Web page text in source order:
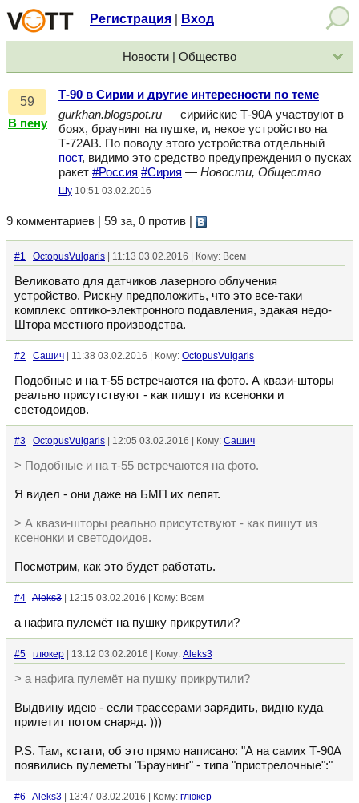
Регистрация Вход
Новости | Общество
59
В пену
Т-90 в Сирии и другие интересности по теме
gurkhan.blogspot.ru — сирийские Т-90А участвуют в
боях, браунинг на пушке, и, некое устройство на
Т-72АВ. По поводу этого устройства отдельный
пост, видимо это средство предупреждения о пусках
ракет #Россия #Сирия — Новости, Общество
Шу 10:51 03.02.2016
9 комментариев | 59 за, 0 против
#1 OctopusVulgaris | 11:13 03.02.2016 | Кому: Всем
Великовато для датчиков лазерного облучения
устройство. Рискну предположить, что это все-таки
комплекс оптико-электронного подавления, эдакая недо-
Штора местного производства.
#2 Сашич | 11:38 03.02.2016 | Кому: OctopusVulgaris
Подобные и на т-55 встречаются на фото. А квази-шторы
реально присутствуют - как пишут из ксенонки и
светодоидов.
#3 OctopusVulgaris | 12:05 03.02.2016 | Кому: Сашич
> Подобные и на т-55 встречаются на фото.
Я видел - они даже на БМП их лепят.
> А квази-шторы реально присутствуют - как пишут из
ксенонки и светодоидов.
Посмотрим, как это будет работать.
#4 Aleks3 | 12:15 03.02.2016 | Кому: Всем
а нафига пулемёт на пушку прикрутили?
#5 глюкер | 13:12 03.02.2016 | Кому: Aleks3
> а нафига пулемёт на пушку прикрутили?
Выдвину идею - если трассерами зарядить, видно куда
прилетит потом снаряд. )))
P.S. Там, кстати, об это прямо написано: "А на самих Т-90А
появились пулеметы "Браунинг" - типа "пристрелочные":"
#6 Aleks3 | 13:47 03.02.2016 | Кому: глюкер